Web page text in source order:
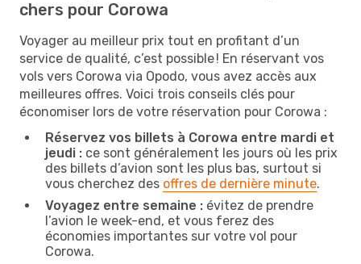
chers pour Corowa
Voyager au meilleur prix tout en profitant d’un
service de qualité, c’est possible ! En réservant vos
vols vers Corowa via Opodo, vous avez accès aux
meilleures offres. Voici trois conseils clés pour
économiser lors de votre réservation pour Corowa :
Réservez vos billets à Corowa entre mardi et
jeudi : ce sont généralement les jours où les prix
des billets d’avion sont les plus bas, surtout si
vous cherchez des offres de dernière minute.
Voyagez entre semaine : évitez de prendre
l’avion le week-end, et vous ferez des
économies importantes sur votre vol pour
Corowa.